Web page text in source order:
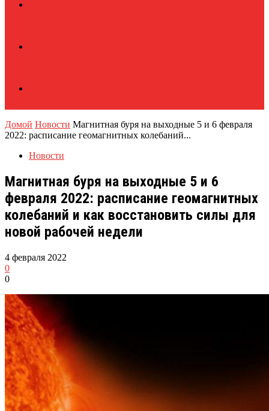
Домой Новости Магнитная буря на выходные 5 и 6 февраля
2022: расписание геомагнитных колебаний...
Новости
Магнитная буря на выходные 5 и 6
февраля 2022: расписание геомагнитных
колебаний и как восстановить силы для
новой рабочей недели
4 февраля 2022
0
0